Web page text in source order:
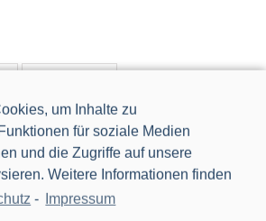
um Inhalte zu
für soziale Medien
und die Zugriffe auf unsere
Weitere Informationen finden
- Impressum
e-mobilität
Energiewende
Energiezukunft
eworld Forschungsprojekt